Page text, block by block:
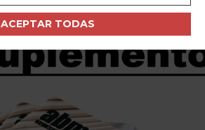
ACEPTAR TODAS